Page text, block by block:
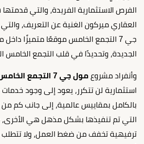
الفرص الاستثمارية الفريدة، والتي قدمتها
العقاري ميركون الغنية عن التعريف،
جي 7 التجمع الخامس موقعًا متميزًا داخل
الجديدة، وتحديدًا في قلب التجمع الخامس
وأنفراد مشروع مول جي 7 التجمع الخامس
استثمارية لن تتكرر، يعود إلى وجود
بالكامل بمقاييس عالمية، إلى جانب كم من
التي تم تنفيذها بشكل مذهل هي
ترفيهية تخفف من ضغط العمل، ولا تتطلب